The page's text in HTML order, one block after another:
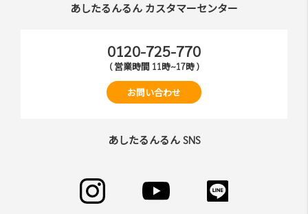
あしたるんるん カスタマーセンター
0120-725-770
( 営業時間 11時~17時 )
お問い合わせ
あしたるんるん SNS